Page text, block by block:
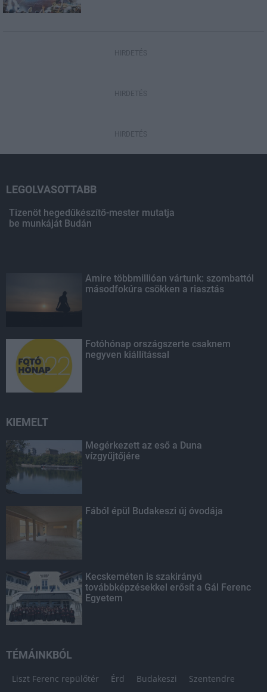
HIRDETÉS
HIRDETÉS
HIRDETÉS
LEGOLVASOTTABB
Tizenöt hegedűkészítő-mester mutatja
be munkáját Budán
Amire többmillióan vártunk: szombattól
másodfokúra csökken a riasztás
Fotóhónap országszerte csaknem
negyven kiállítással
KIEMELT
Megérkezett az eső a Duna
vízgyűjtőjére
Fából épül Budakeszi új óvodája
Kecskeméten is szakirányú
továbbképzésekkel erősít a Gál Ferenc
Egyetem
TÉMÁINKBÓL
Liszt Ferenc repülőtér Érd Budakeszi Szentendre